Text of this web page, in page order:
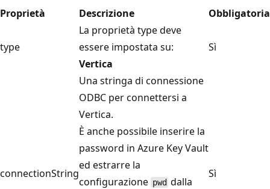
Proprietà
Descrizione Obbligatoria
type
La proprietà type deve
essere impostata su:
Vertica
Sì
connectionString
Una stringa di connessione
ODBC per connettersi a
Vertica.
È anche possibile inserire la
password in Azure Key Vault
ed estrarre la
configurazione pwd dalla
Sì